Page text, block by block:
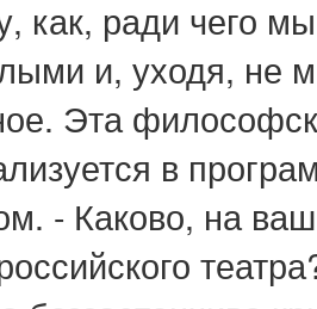
как, ради чего
и, уходя, не
Эта
в
- Каково, на